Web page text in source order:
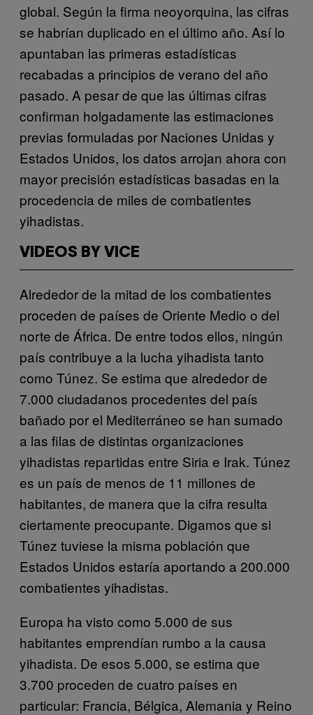
global. Según la firma neoyorquina, las cifras
se habrían duplicado en el último año. Así lo
apuntaban las primeras estadísticas
recabadas a principios de verano del año
pasado. A pesar de que las últimas cifras
confirman holgadamente las estimaciones
previas formuladas por Naciones Unidas y
Estados Unidos, los datos arrojan ahora con
mayor precisión estadísticas basadas en la
procedencia de miles de combatientes
yihadistas.
VIDEOS BY VICE
Alrededor de la mitad de los combatientes
proceden de países de Oriente Medio o del
norte de África. De entre todos ellos, ningún
país contribuye a la lucha yihadista tanto
como Túnez. Se estima que alrededor de
7.000 ciudadanos procedentes del país
bañado por el Mediterráneo se han sumado
a las filas de distintas organizaciones
yihadistas repartidas entre Siria e Irak. Túnez
es un país de menos de 11 millones de
habitantes, de manera que la cifra resulta
ciertamente preocupante. Digamos que si
Túnez tuviese la misma población que
Estados Unidos estaría aportando a 200.000
combatientes yihadistas.
Europa ha visto como 5.000 de sus
habitantes emprendían rumbo a la causa
yihadista. De esos 5.000, se estima que
3.700 proceden de cuatro países en
particular: Francia, Bélgica, Alemania y Reino